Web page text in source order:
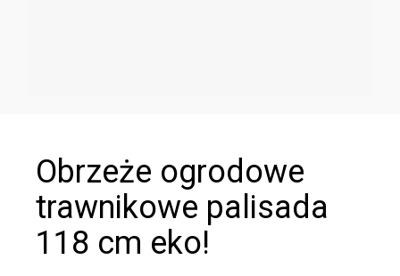
obrzeże ogrodowe
trawnikowe palisada
118 cm eko!